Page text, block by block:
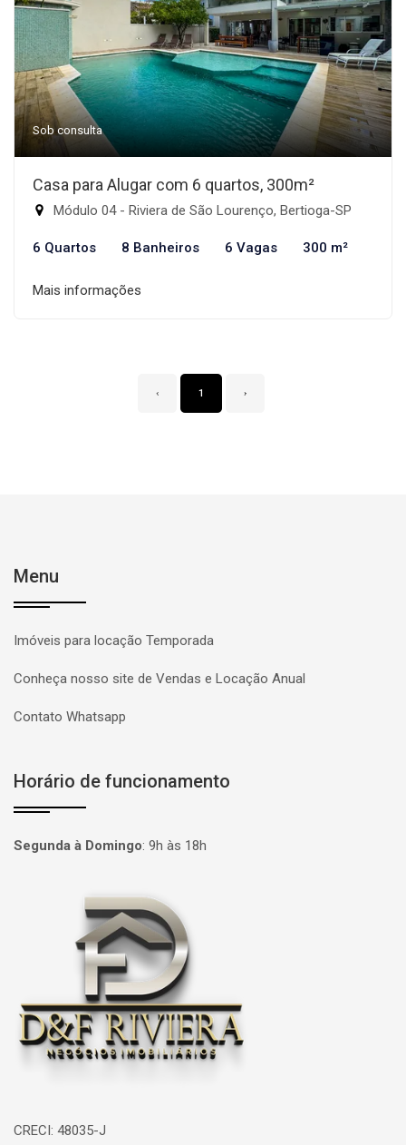
Sob consulta
Casa para Alugar com 6 quartos, 300m²
Módulo 04 - Riviera de São Lourenço, Bertioga-SP
6 Quartos 8 Banheiros 6 Vagas 300 m²
Mais informações
‹ 1 ›
Menu
Imóveis para locação Temporada
Conheça nosso site de Vendas e Locação Anual
Contato Whatsapp
Horário de funcionamento
Segunda à Domingo: 9h às 18h
Página inicial
CRECI: 48035-J